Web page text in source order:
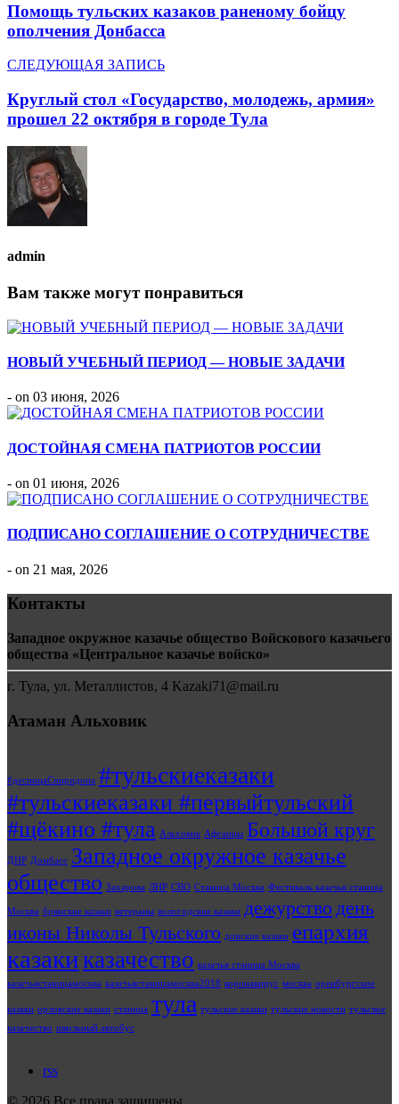
Помощь тульских казаков раненому бойцу
ополчения Донбасса
СЛЕДУЮЩАЯ ЗАПИСЬ
Круглый стол «Государство, молодежь, армия»
прошел 22 октября в городе Тула
admin
Вам также могут понравиться
НОВЫЙ УЧЕБНЫЙ ПЕРИОД — НОВЫЕ ЗАДАЧИ
- on 03 июня, 2026
ДОСТОЙНАЯ СМЕНА ПАТРИОТОВ РОССИИ
- on 01 июня, 2026
ПОДПИСАНО СОГЛАШЕНИЕ О СОТРУДНИЧЕСТВЕ
- on 21 мая, 2026
Контакты
Западное окружное казачье общество Войскового казачьего
общества «Центральное казачье войско»
г. Тула, ул. Металлистов, 4 Kazaki71@mail.ru
Атаман Альховик
#десницаСпиридона #тульскиеказаки
#тульскиеказаки #первыйтульский
#щёкино #тула Альховик Афганцы Большой круг
ДНР Домбасс Западное окружное казачье
общество Захарова ЛНР СВО Станица Москва Фестиваль казачья станица
Москва брянские казаки ветераны вологодские казаки дежурство день
иконы Николы Тульского донские казаки епархия
казакиказачество казачья станица Москва
казачьястаницамосква казачьястаницамосква2018 коронавирус москва оренбургские
казаки орловские казаки станица тула тульские казаки тульские новости тульское
казачество школьный автобус
rss